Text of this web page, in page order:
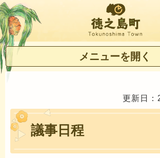
徳之島町
メニューを開く
更新日：
議事日程